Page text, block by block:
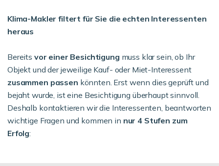
Klima-Makler filtert für Sie die echten Interessenten
heraus
Bereits vor einer Besichtigung muss klar sein, ob Ihr
Objekt und der jeweilige Kauf- oder Miet-Interessent
zusammen passen könnten. Erst wenn dies geprüft und
bejaht wurde, ist eine Besichtigung überhaupt sinnvoll.
Deshalb kontaktieren wir die Interessenten, beantworten
wichtige Fragen und kommen in nur 4 Stufen zum
Erfolg: